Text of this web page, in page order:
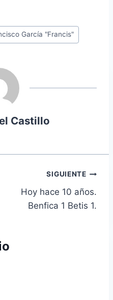
García "Francis"
Castillo
SIGUIENTE
Hoy hace 10 años.
Benfica 1 Betis 1.